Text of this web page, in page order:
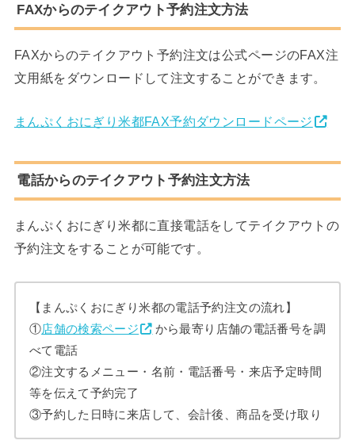
FAXからのテイクアウト予約注文方法
FAXからのテイクアウト予約注文は公式ページのFAX注
文用紙をダウンロードして注文することができます。
まんぷくおにぎり米都FAX予約ダウンロードページ
電話からのテイクアウト予約注文方法
まんぷくおにぎり米都に直接電話をしてテイクアウトの
予約注文をすることが可能です。
【まんぷくおにぎり米都の電話予約注文の流れ】
①店舗の検索ページ
から最寄り店舗の電話番号を調
べて電話
②注文するメニュー・名前・電話番号・来店予定時間
等を伝えて予約完了
③予約した日時に来店して、会計後、商品を受け取り